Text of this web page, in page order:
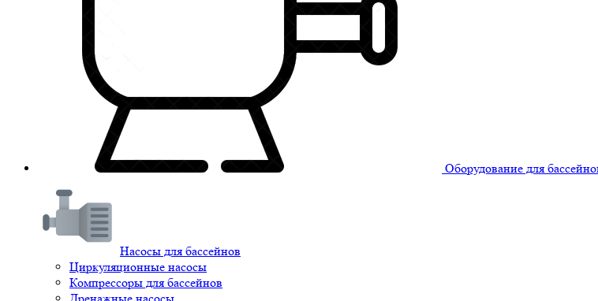
Оборудование для
Насосы для бассейнов
Циркуляционные насосы
Компрессоры для бассейнов